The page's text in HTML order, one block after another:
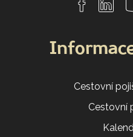
Cestovní
Cestovní